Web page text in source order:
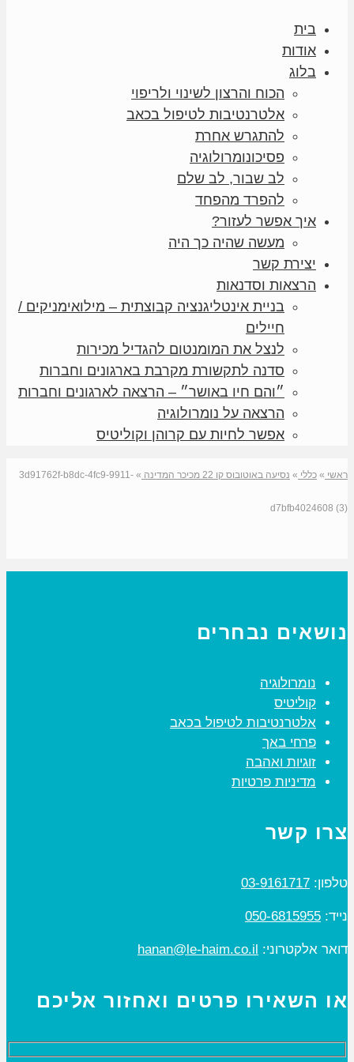
בית
אודות
בלוג
הכוח והרצון לשינוי ולריפוי
אלטרנטיבות לטיפול בכאב
להתגרש אחרת
פסיכונומרולוגיה
לב שבור, לב שלם
להפרד מהפחד
איך אפשר לעזור?
מעשה שהיה כך היה
יצירת קשר
הרצאות וסדנאות
בניית אינטליגנציה קבוצתית – מילואימניקים /
חיילים
לנצל את המומנטום להגדיל מכירות
סדנה לתקשורת מקרבת בארגונים וחברות
״והם חיו באושר״ – הרצאה לארגונים וחברות
הרצאה על נומרולוגיה
אפשר לחיות עם קרוהן וקוליטיס
ראשי » כללי » נסיעה באוטובוס קו 22 מכיכר המדינה »
3d91762f-b8dc-4fc9-9911-
d7bfb4024608 (3)
נושאים נבחרים
נומרולוגיה
קוליטיס
אלטרנטיבות לטיפול בכאב
פרחי באך
זוגיות ואהבה
מדיניות פרטיות
צרו קשר
טלפון: 03-9161717
נייד: 050-6815955
דואר אלקטרוני: hanan@le-haim.co.il
או השאירו פרטים ואחזור אליכם